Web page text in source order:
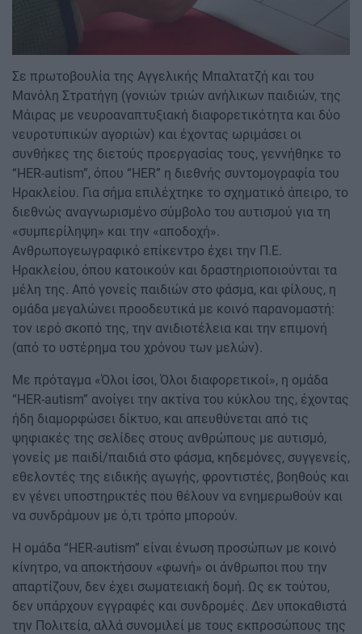
Σε πρωτοβουλία της Αγγελικής Μπαλτατζή και του
Μανόλη Στρατήγη (γονιών τριών ανήλικων παιδιών, της
Μάιρας με νευροαναπτυξιακή διαφορετικότητα και δύο
νευροτυπικών αγοριών) και έχοντας ωριμάσει οι
συνθήκες της διετούς προεργασίας τους, γεννήθηκε το
“HER-autism”, όπου “HER” η διεθνής συντομογραφία του
Ηρακλείου. Για σήμα επιλέχτηκε το σχηματικό άπειρο, το
διεθνώς αναγνωρισμένο σύμβολο του αυτισμού για τη
«συμπερίληψη» και την «αποδοχή».
Ανθρωπογεωγραφικό επίκεντρο έχει την Π.Ε.
Ηρακλείου, όπου κατοικούν και δραστηριοποιούνται τα
μέλη της. Από γονείς παιδιών στο φάσμα, και φίλους, η
ομάδα μεγαλώνει προοδευτικά με κοινό παρανομαστή:
τον ιερό σκοπό της, την ανιδιοτέλεια και την επιμονή
(από το υστέρημα του χρόνου των μελών).
Με πρόταγμα «Όλοι ίσοι, Όλοι διαφορετικοί», η ομάδα
“HER-autism” ανοίγει την ακτίνα του κύκλου της, έχοντας
ήδη διαμορφώσει δίκτυο, και απευθύνεται από τις
ψηφιακές της σελίδες στους ανθρώπους με αυτισμό,
γονείς με παιδί/παιδιά στο φάσμα, κηδεμόνες, συγγενείς,
εθελοντές της ειδικής αγωγής, φροντιστές, βοηθούς και
εν γένει υποστηρικτές που θέλουν να ενημερωθούν και
να συνδράμουν με ό,τι τρόπο μπορούν.
Η ομάδα “HER-autism” είναι ένωση προσώπων με κοινό
κίνητρο, να αποκτήσουν «φωνή» οι άνθρωποι που την
απαρτίζουν, δεν έχει σωματειακή δομή. Ως εκ τούτου,
δεν υπάρχουν εγγραφές και συνδρομές. Δεν υποκαθιστά
την Πολιτεία, αλλά συνομιλεί με τους εκπροσώπους της